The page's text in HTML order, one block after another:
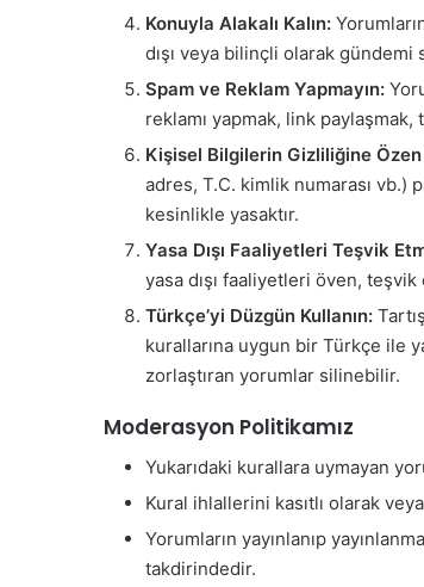
Konuyla Alakalı Kalın:
dışı veya bilinçli olarak
Spam ve Reklam Yapmayın:
reklamı yapmak, link
Kişisel Bilgilerin Gizliliğine
adres, T.C. kimlik numarası vb.)
kesinlikle yasaktır.
Yasa Dışı Faaliyetleri Teşvik
yasa dışı faaliyetleri öven,
Türkçe’yi Düzgün Kullanın:
kurallarına uygun bir Türkçe ile
zorlaştıran yorumlar silinebilir.
Moderasyon Politikamız
Yukarıdaki kurallara uymayan
Kural ihlallerini kasıtlı olarak
Yorumların yayınlanıp
takdirindedir.